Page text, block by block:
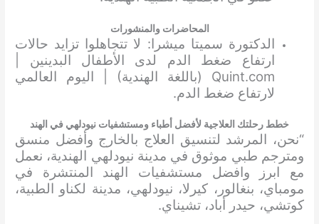
المحاضرات والمنشورات
الدكتورة سميتا ميشرا: لا تتجاهلوا تزايد حالات
ارتفاع ضغط الدم لدى الأطفال البدينين |
Quint.com (باللغة الهندية) | اليوم العالمي
لارتفاع ضغط الدم.
خطط رحلتك العلاجية لأفضل أطباء ومستشفيات نيودلهي في الهند
“نحن، المرشد لتنسيق العلاج بالخارج وأفضل منسق
ومترجم طبي موثوق في مدينة نيودلهي الهندية، نعمل
مع ابرز وافضل مستشفيات الهند المنتشرة في
مومباي، بنغالور، كيرلا، نيودلهي، مدينة لكناو الطبية،
كوتشي، حيدر أباد، تشيناي.